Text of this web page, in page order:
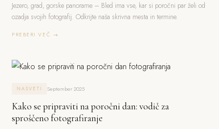
Jezero, grad, gorske panorame – Bled ima vse, kar si poročni par želi od
ozadja svojih fotografij. Odkrijte naša skrivna mesta in termine.
PREBERI VEČ →
NASVETI September 2025
Kako se pripraviti na poročni dan: vodič za
sproščeno fotografiranje